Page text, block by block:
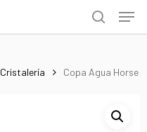
search
Menu
Cristalería Copa Agua Horse